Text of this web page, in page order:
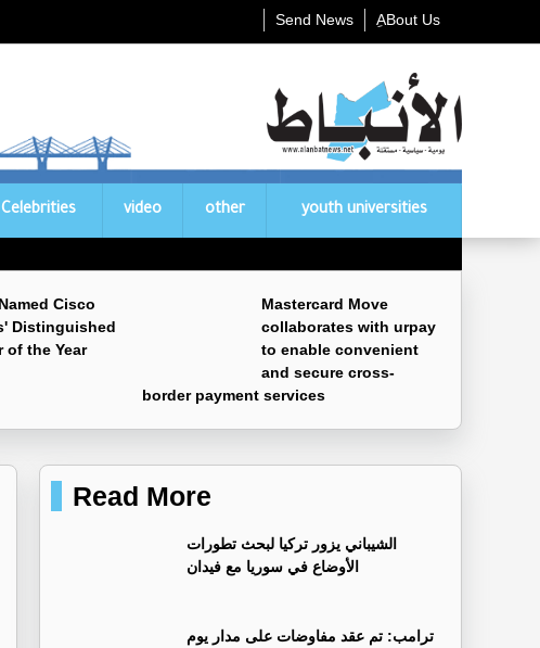
ِABout Us Send News
Celebrities video other youth universities
Cisco
Distinguished
of the Year
Mastercard Move
collaborates with urpay
to enable convenient
and secure cross-
border payment services
Read More
‏الشيباني يزور تركيا لبحث تطورات
الأوضاع في سوريا مع فيدان
ترامب: تم عقد مفاوضات على مدار يوم